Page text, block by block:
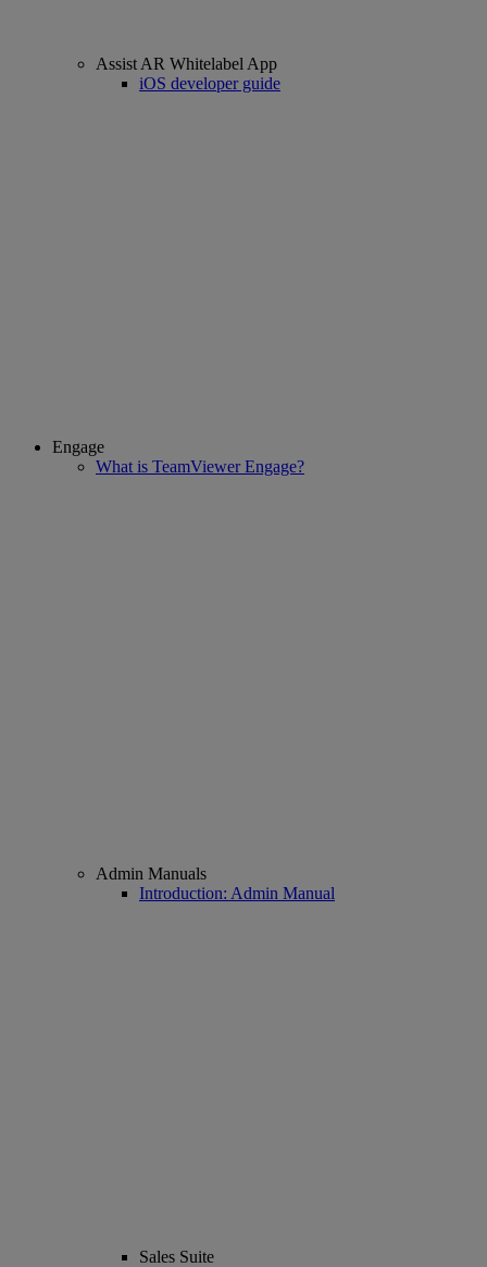
Assist AR Whitelabel App
iOS developer guide
Engage
What is TeamViewer Engage?
Admin Manuals
Introduction: Admin Manual
Sales Suite